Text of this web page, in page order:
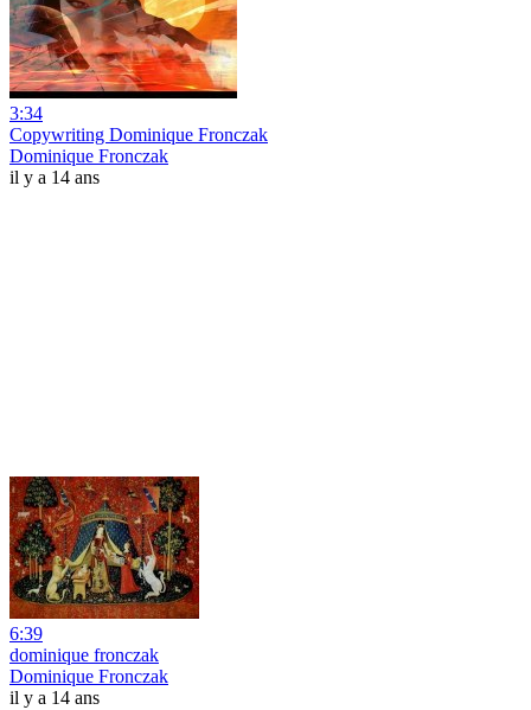
3:34
Copywriting Dominique Fronczak
Dominique Fronczak
il y a 14 ans
6:39
dominique fronczak
Dominique Fronczak
il y a 14 ans